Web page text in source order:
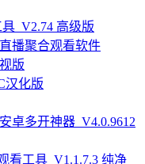
具_V2.74 高级版
播聚合观看软件
版
汉化版
卓多开神器_V4.0.9612
看工具_V1.1.7.3 纯净